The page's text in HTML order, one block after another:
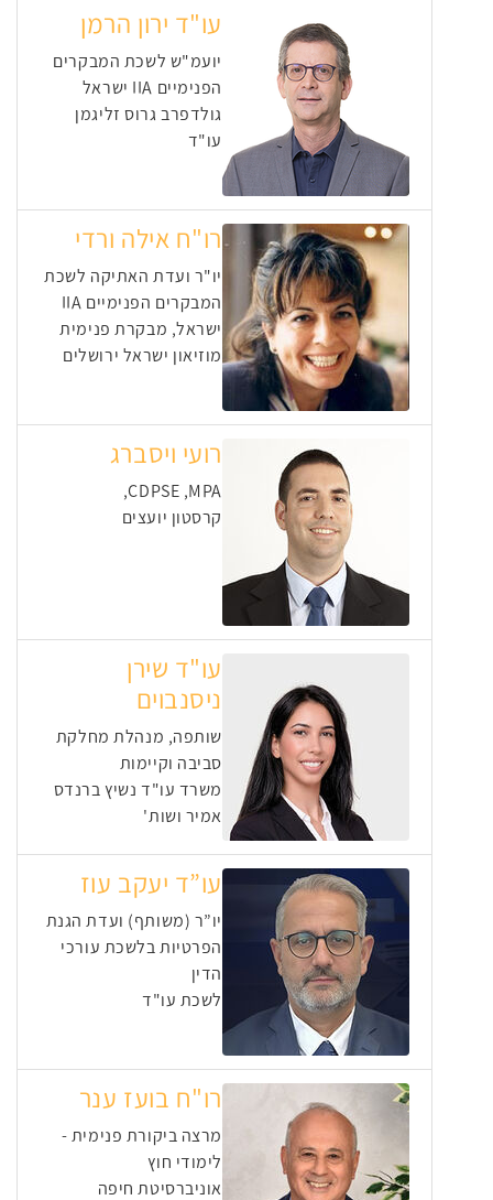
עו"ד ירון הרמן
יועמ"ש לשכת המבקרים
הפנימיים IIA ישראל
גולדפרב גרוס זליגמן
עו"ד
רו"ח אילה ורדי
יו"ר ועדת האתיקה לשכת
המבקרים הפנימיים IIA
ישראל, מבקרת פנימית
מוזיאון ישראל ירושלים
רועי ויסברג
CDPSE ,MPA,
קרסטון יועצים
עו"ד שירן
ניסנבוים
שותפה, מנהלת מחלקת
סביבה וקיימות
משרד עו"ד נשיץ ברנדס
אמיר ושות'
עו”ד יעקב עוז
יו”ר (משותף) ועדת הגנת
הפרטיות בלשכת עורכי
הדין
לשכת עו"ד
רו"ח בועז ענר
מרצה ביקורת פנימית -
לימודי חוץ
אוניברסיטת חיפה